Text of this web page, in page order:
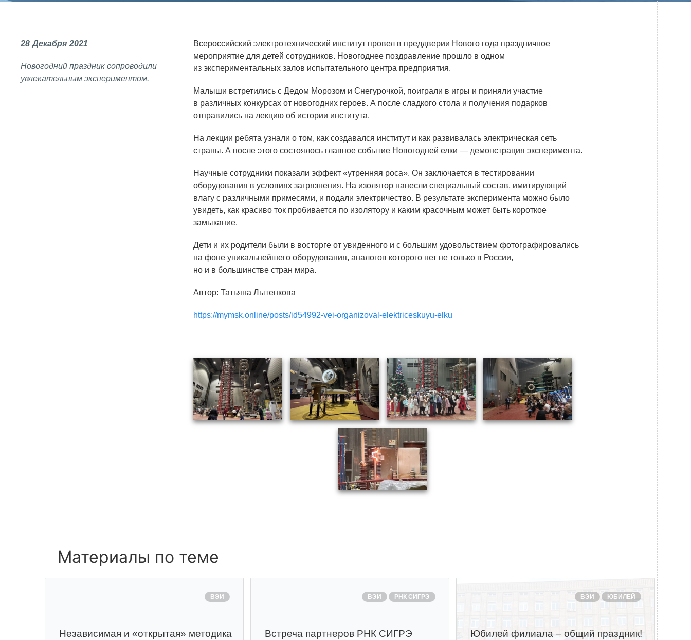
Интеллектуальная собственность
Семинар «Моделирование технологий
Препринты
Зимняя школа по физике высоких
плотностей энергий
Молодежная научно-техническая
Развитие»
Прочая продукция
Обеспечение жильем
ПРЕСС-ЦЕНТР
Новости ВНИИТФ
Новости отрасли
Книги
ПОСТАВЩИКАМ
Закупки
ОБРАЗОВАНИЕ/КАРЬЕРА
Будущим сотрудникам
Новый Снежинск
Оформление анкетного материала РФЯЦ -
ВНИИТФ
Профессиональное обучение
Практика для студентов
28 Декабря 2021
Новогодний праздник сопроводили
увлекательным экспериментом.
Всероссийский электротехнический институт провел в преддверии Нового года праздничное
мероприятие для детей сотрудников. Новогоднее поздравление прошло в одном
из экспериментальных залов испытательного центра предприятия.
Малыши встретились с Дедом Морозом и Снегурочкой, поиграли в игры и приняли участие
в различных конкурсах от новогодних героев. А после сладкого стола и получения подарков
отправились на лекцию об истории института.
На лекции ребята узнали о том, как создавался институт и как развивалась электрическая сеть
страны. А после этого состоялось главное событие Новогодней елки — демонстрация эксперимента.
Научные сотрудники показали эффект «утренняя роса». Он заключается в тестировании
оборудования в условиях загрязнения. На изолятор нанесли специальный состав, имитирующий
влагу с различными примесями, и подали электричество. В результате эксперимента можно было
увидеть, как красиво ток пробивается по изолятору и каким красочным может быть короткое
замыкание.
Дети и их родители были в восторге от увиденного и с большим удовольствием фотографировались
на фоне уникальнейшего оборудования, аналогов которого нет не только в России,
но и в большинстве стран мира.
Автор: Татьяна Лытенкова
https://mymsk.online/posts/id54992-vei-organizoval-elektriceskuyu-elku
Материалы по теме
ВЭИ
Независимая и «открытая» методика
ВЭИ РНК СИГРЭ
Встреча партнеров РНК СИГРЭ
ВЭИ ЮБИЛЕЙ
Юбилей филиала – общий праздник!